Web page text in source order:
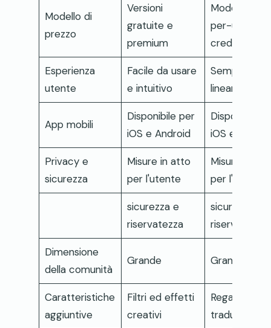
Modello di
prezzo
Versioni
gratuite e
premium
Modello
per-use con
crediti
Esperienza
utente
Facile da usare
e intuitivo
Semplice e
lineare
App mobili
Disponibile per
iOS e Android
Disponibile
iOS e
Privacy e
sicurezza
Misure in atto
per l'utente
Misure in
per l'utente
sicurezza e
riservatezza
sicurezza e
riservatezza
Dimensione
della comunità
Grande Grande
Caratteristiche
aggiuntive
Filtri ed effetti
creativi
Regali virtuali,
traduzioni